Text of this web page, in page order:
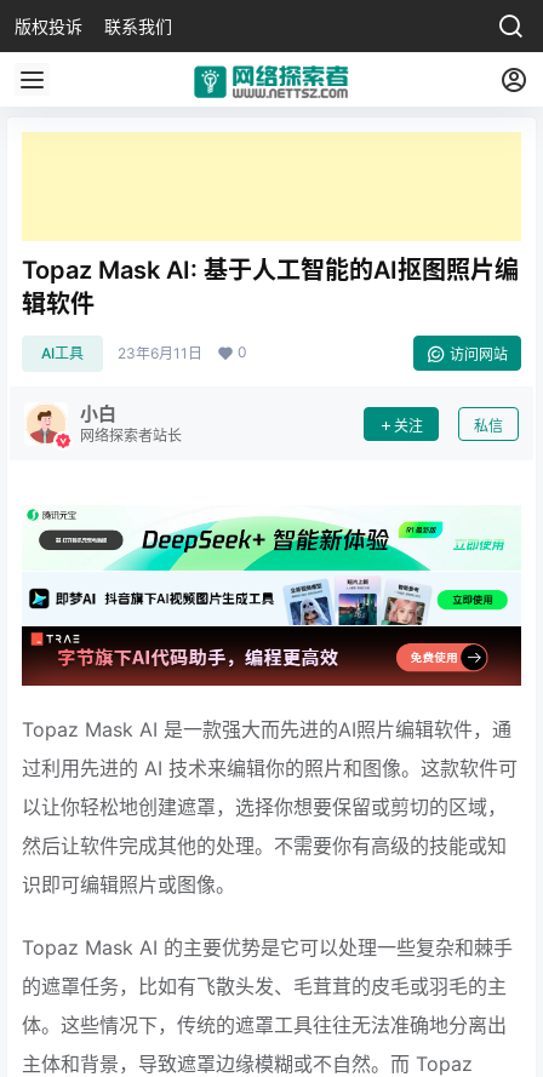
版权投诉 联系我们
Topaz Mask AI: 基于人工智能的AI抠图照片编
辑软件
AI工具 23年6月11日 0 访问网站
小白
网络探索者站长
关注 私信
Topaz Mask AI 是一款强大而先进的AI照片编辑软件，通
过利用先进的 AI 技术来编辑你的照片和图像。这款软件可
以让你轻松地创建遮罩，选择你想要保留或剪切的区域，
然后让软件完成其他的处理。不需要你有高级的技能或知
识即可编辑照片或图像。
Topaz Mask AI 的主要优势是它可以处理一些复杂和棘手
的遮罩任务，比如有飞散头发、毛茸茸的皮毛或羽毛的主
体。这些情况下，传统的遮罩工具往往无法准确地分离出
主体和背景，导致遮罩边缘模糊或不自然。而 Topaz